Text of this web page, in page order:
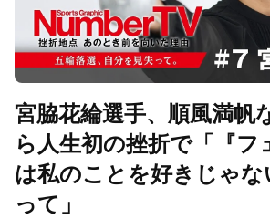
宮脇花綸選手、順風満帆
ら人生初の挫折で「『
は私のことを好きじゃな
って」